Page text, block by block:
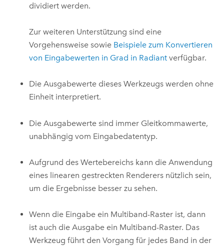
dividiert werden.
Zur weiteren Unterstützung sind eine
Vorgehensweise sowie Beispiele zum Konvertieren
von Eingabewerten in Grad in Radiant verfügbar.
Die Ausgabewerte dieses Werkzeugs werden ohne
Einheit interpretiert.
Die Ausgabewerte sind immer Gleitkommawerte,
unabhängig vom Eingabedatentyp.
Aufgrund des Wertebereichs kann die Anwendung
eines linearen gestreckten Renderers nützlich sein,
um die Ergebnisse besser zu sehen.
Wenn die Eingabe ein Multiband-Raster ist, dann
ist auch die Ausgabe ein Multiband-Raster. Das
Werkzeug führt den Vorgang für jedes Band in der